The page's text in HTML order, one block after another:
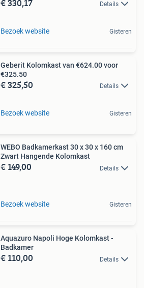
Details
Bezoek website Gisteren
Geberit Kolomkast van €624.00 voor
€325.50
€ 325,50 Details
Bezoek website Gisteren
WEBO Badkamerkast 30 x 30 x 160 cm
Zwart Hangende Kolomkast
€ 149,00 Details
Bezoek website Gisteren
Aquazuro Napoli Hoge Kolomkast -
Badkamer
€ 110,00 Details